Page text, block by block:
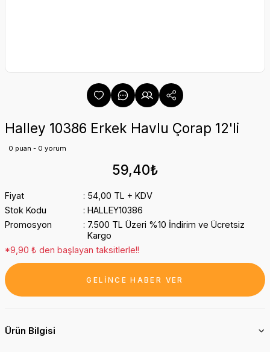
Halley 10386 Erkek Havlu Çorap 12'li
0 puan - 0 yorum
59,40₺
Fiyat
54,00 TL + KDV
Stok Kodu
HALLEY10386
Promosyon
7.500 TL Üzeri %10 İndirim ve Ücretsiz
Kargo
*9,90 ₺ den başlayan taksitlerle!!
GELİNCE HABER VER
Ürün Bilgisi